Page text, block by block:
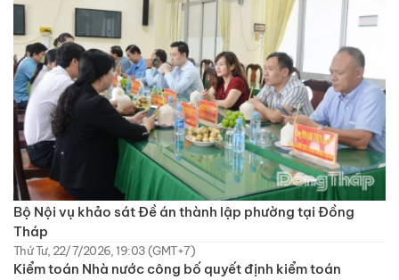
Bộ Nội vụ khảo sát Đề án thành lập phường tại Đồng
Tháp
Thứ Tư, 22/7/2026, 19:03 (GMT+7)
Kiểm toán Nhà nước công bố quyết định kiểm toán